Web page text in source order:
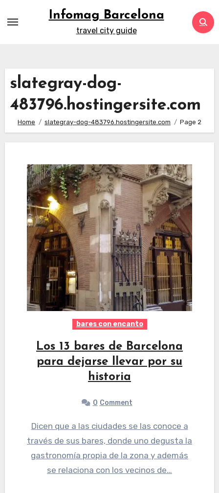
Infomag Barcelona
travel city guide
slategray-dog-
483796.hostingersite.com
Home slategray-dog-483796.hostingersite.com Page 2
bares con encanto
Los 13 bares de Barcelona
para dejarse llevar por su
historia
0 Comment
Dicen que a las ciudades se las conoce a
través de sus bares, donde uno degusta la
gastronomía propia de la zona y además
se relaciona con los vecinos de…